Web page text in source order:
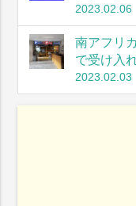
2023.02.06
南アフリ
で受け入
2023.02.03